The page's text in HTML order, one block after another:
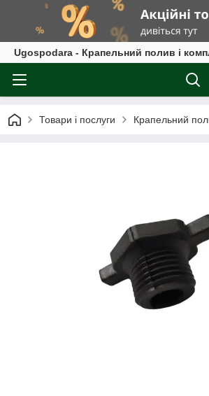
Ugospodara - Крапельний полив і
Товари і послуги Крапельний